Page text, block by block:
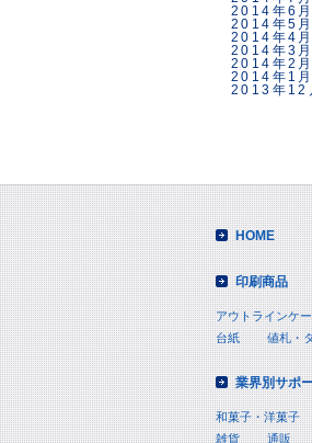
2014年6月
2014年5月
2014年4月
2014年3月
2014年2月
2014年1月
2013年12
HOME
印刷商品
アウトラインケ
台紙
値札・
業界別サポ
和菓子・洋菓子
雑貨
通販